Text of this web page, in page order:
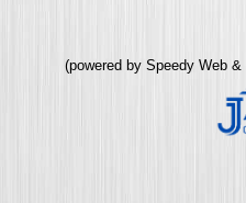
(powered by Speedy Web &